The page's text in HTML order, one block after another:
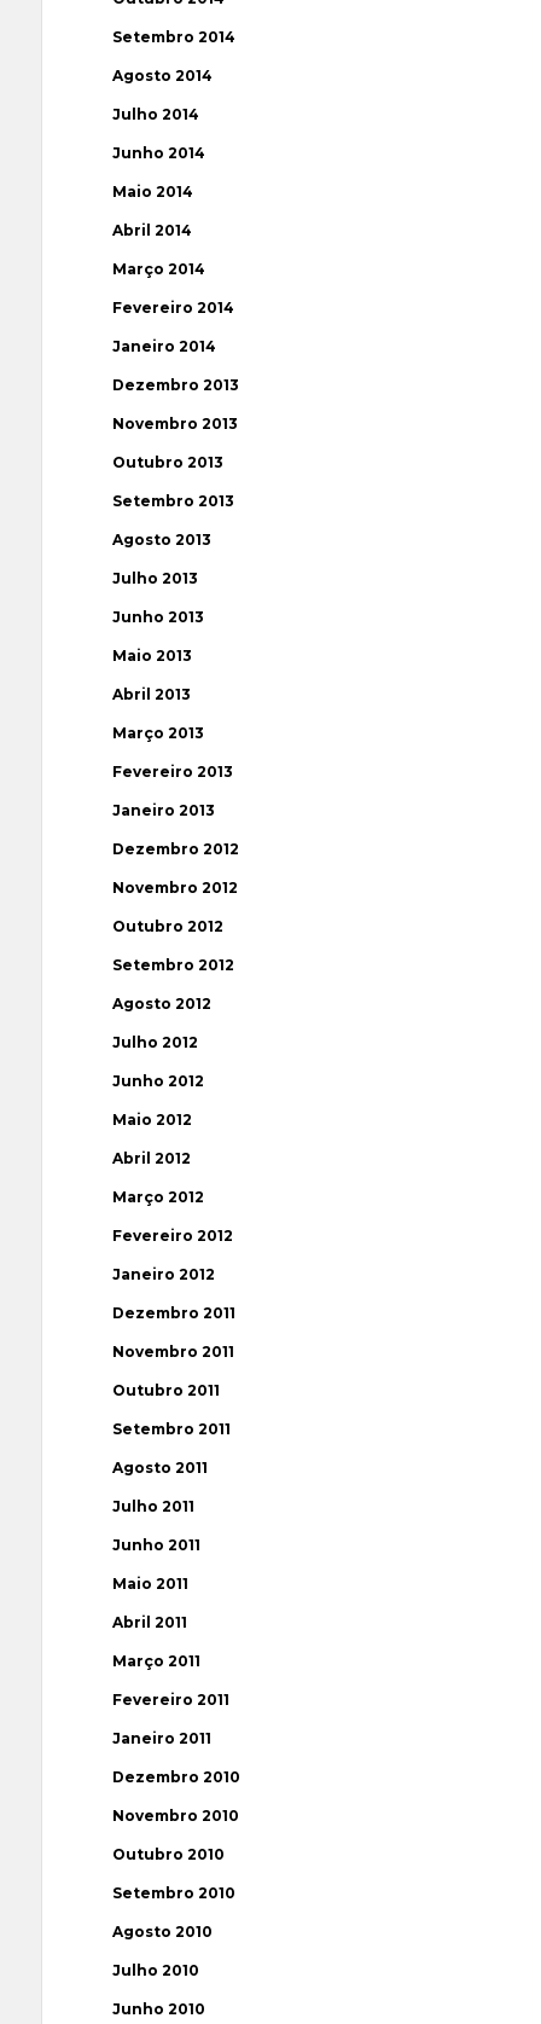
Setembro 2014
Agosto 2014
Julho 2014
Junho 2014
Maio 2014
Abril 2014
Março 2014
Fevereiro 2014
Janeiro 2014
Dezembro 2013
Novembro 2013
Outubro 2013
Setembro 2013
Agosto 2013
Julho 2013
Junho 2013
Maio 2013
Abril 2013
Março 2013
Fevereiro 2013
Janeiro 2013
Dezembro 2012
Novembro 2012
Outubro 2012
Setembro 2012
Agosto 2012
Julho 2012
Junho 2012
Maio 2012
Abril 2012
Março 2012
Fevereiro 2012
Janeiro 2012
Dezembro 2011
Novembro 2011
Outubro 2011
Setembro 2011
Agosto 2011
Julho 2011
Junho 2011
Maio 2011
Abril 2011
Março 2011
Fevereiro 2011
Janeiro 2011
Dezembro 2010
Novembro 2010
Outubro 2010
Setembro 2010
Agosto 2010
Julho 2010
Junho 2010